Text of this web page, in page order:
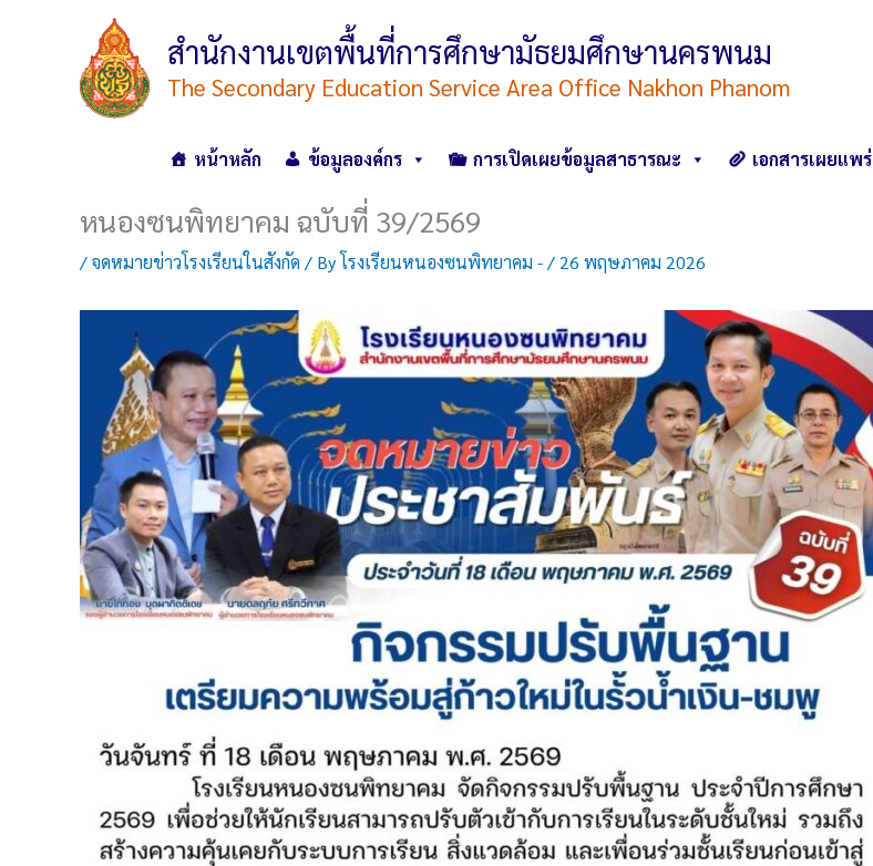
สำนักงานเขตพื้นที่การศึกษามัธยมศึกษานครพนม
The Secondary Education Service Area Office Nakhon Phanom
หน้าหลัก ข้อมูลองค์กร การเปิดเผยข้อมูลสาธารณะ เอกสารเผยแพร่
หนองซนพิทยาคม ฉบับที่ 39/2569
/จดหมายข่าวโรงเรียนในสังกัด / Byโรงเรียนหนองซนพิทยาคม -/26 พฤษภาคม 2026